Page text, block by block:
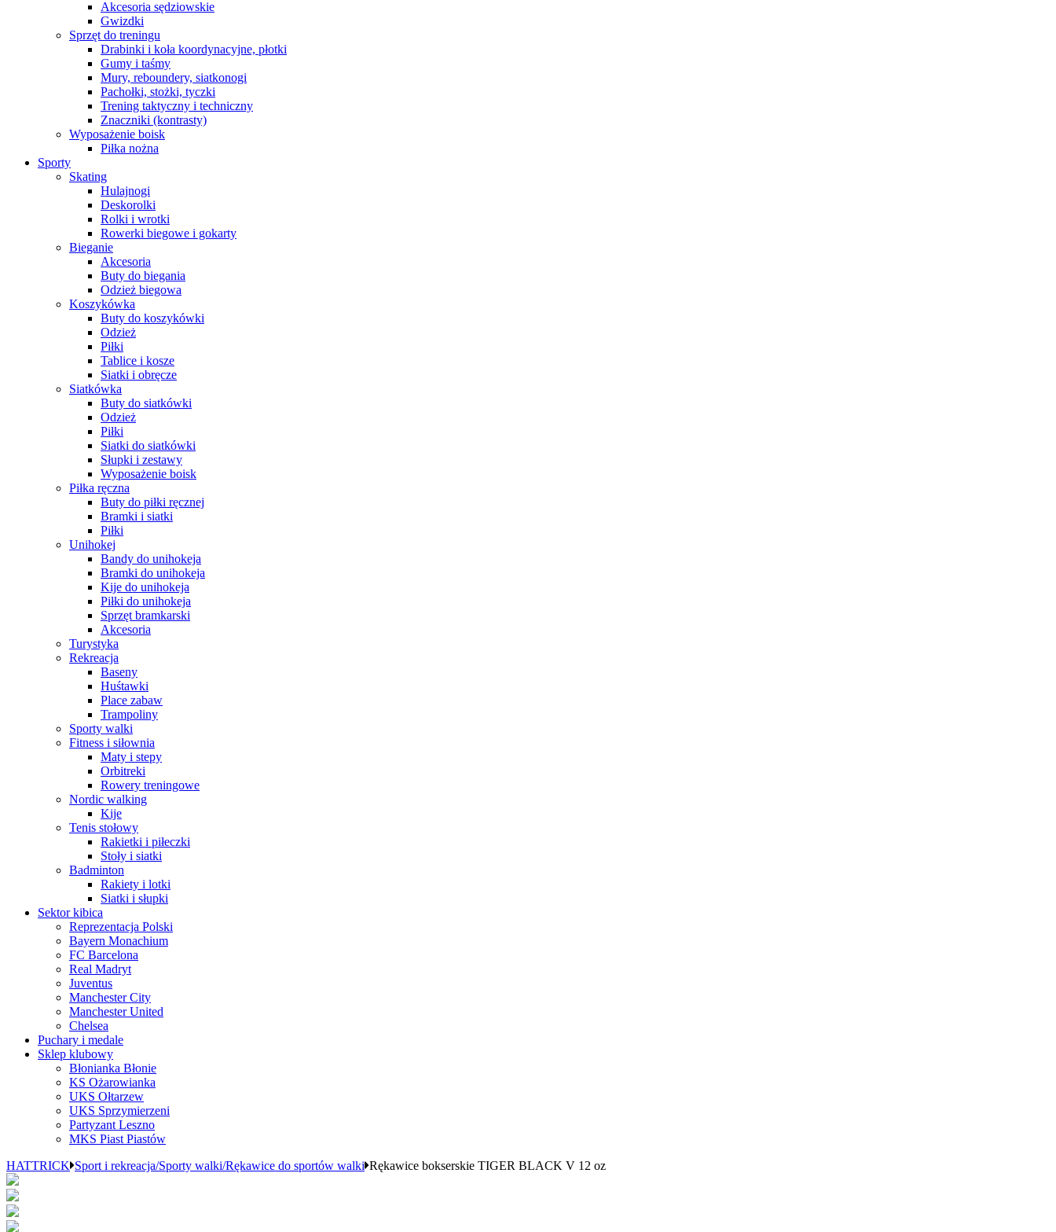
Akcesoria sędziowskie
Gwizdki
Sprzęt do treningu
Drabinki i koła koordynacyjne, płotki
Gumy i taśmy
Mury, reboundery, siatkonogi
Pachołki, stożki, tyczki
Trening taktyczny i techniczny
Znaczniki (kontrasty)
Wyposażenie boisk
Piłka nożna
Sporty
Skating
Hulajnogi
Deskorolki
Rolki i wrotki
Rowerki biegowe i gokarty
Bieganie
Akcesoria
Buty do biegania
Odzież biegowa
Koszykówka
Buty do koszykówki
Odzież
Piłki
Tablice i kosze
Siatki i obręcze
Siatkówka
Buty do siatkówki
Odzież
Piłki
Siatki do siatkówki
Słupki i zestawy
Wyposażenie boisk
Piłka ręczna
Buty do piłki ręcznej
Bramki i siatki
Piłki
Unihokej
Bandy do unihokeja
Bramki do unihokeja
Kije do unihokeja
Piłki do unihokeja
Sprzęt bramkarski
Akcesoria
Turystyka
Rekreacja
Baseny
Huśtawki
Place zabaw
Trampoliny
Sporty walki
Fitness i siłownia
Maty i stepy
Orbitreki
Rowery treningowe
Nordic walking
Kije
Tenis stołowy
Rakietki i piłeczki
Stoły i siatki
Badminton
Rakiety i lotki
Siatki i słupki
Sektor kibica
Reprezentacja Polski
Bayern Monachium
FC Barcelona
Real Madryt
Juventus
Manchester City
Manchester United
Chelsea
Puchary i medale
Sklep klubowy
Błonianka Błonie
KS Ożarowianka
UKS Ołtarzew
UKS Sprzymierzeni
Partyzant Leszno
MKS Piast Piastów
HATTRICK Sport i rekreacja/Sporty walki/Rękawice do sportów walki Rękawice bokserskie TIGER BLACK V 12 oz